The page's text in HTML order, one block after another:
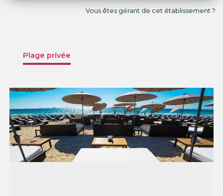
Vous êtes gérant de cet établissement ?
Plage privée